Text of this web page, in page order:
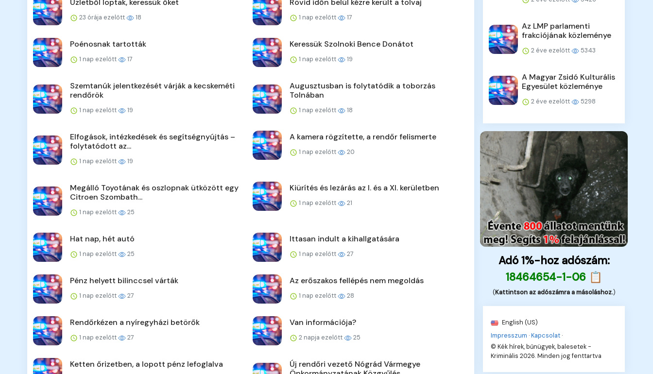
Üzletből loptak, keressük őket
23 órája ezelőtt 18
Rövid időn belül kézre került a tolvaj
1 nap ezelőtt 17
Poénosnak tartották
1 nap ezelőtt 17
Keressük Szolnoki Bence Donátot
1 nap ezelőtt 19
Szemtanúk jelentkezését várják a kecskeméti
rendőrök
1 nap ezelőtt 19
Augusztusban is folytatódik a toborzás
Tolnában
1 nap ezelőtt 18
Elfogások, intézkedések és segítségnyújtás –
folytatódott az...
1 nap ezelőtt 19
A kamera rögzítette, a rendőr felismerte
1 nap ezelőtt 20
Megálló Toyotának és oszlopnak ütközött egy
Citroen Szombath...
1 nap ezelőtt 25
Kiürítés és lezárás az I. és a XI. kerületben
1 nap ezelőtt 21
Hat nap, hét autó
1 nap ezelőtt 25
Ittasan indult a kihallgatására
1 nap ezelőtt 27
Pénz helyett bilinccsel várták
1 nap ezelőtt 27
Az erőszakos fellépés nem megoldás
1 nap ezelőtt 28
Rendőrkézen a nyíregyházi betörők
1 nap ezelőtt 27
Van információja?
2 napja ezelőtt 25
Ketten őrizetben, a lopott pénz lefoglalva
Új rendőri vezető Nógrád Vármegye
Az LMP parlamenti
frakciójának közleménye
2 éve ezelőtt 5343
A Magyar Zsidó Kulturális
Egyesület közleménye
2 éve ezelőtt 5298
Adó 1%-hoz adószám:
18464654-1-06 📋
(Kattintson az adószámra a másoláshoz.)
English (US)
Impresszum ·Kapcsolat ·
© Kék hírek, bűnügyek, balesetek -
Kriminális 2026. Minden jog fenttartva